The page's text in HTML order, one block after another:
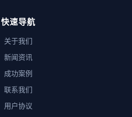
快速导航
关于我们
新闻资讯
成功案例
联系我们
用户协议